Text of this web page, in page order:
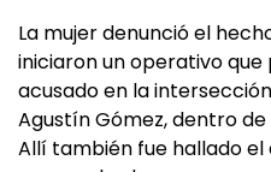
La mujer denunció el
iniciaron un operativo
acusado en la
Agustín Gómez, dentro
Allí también fue hallado